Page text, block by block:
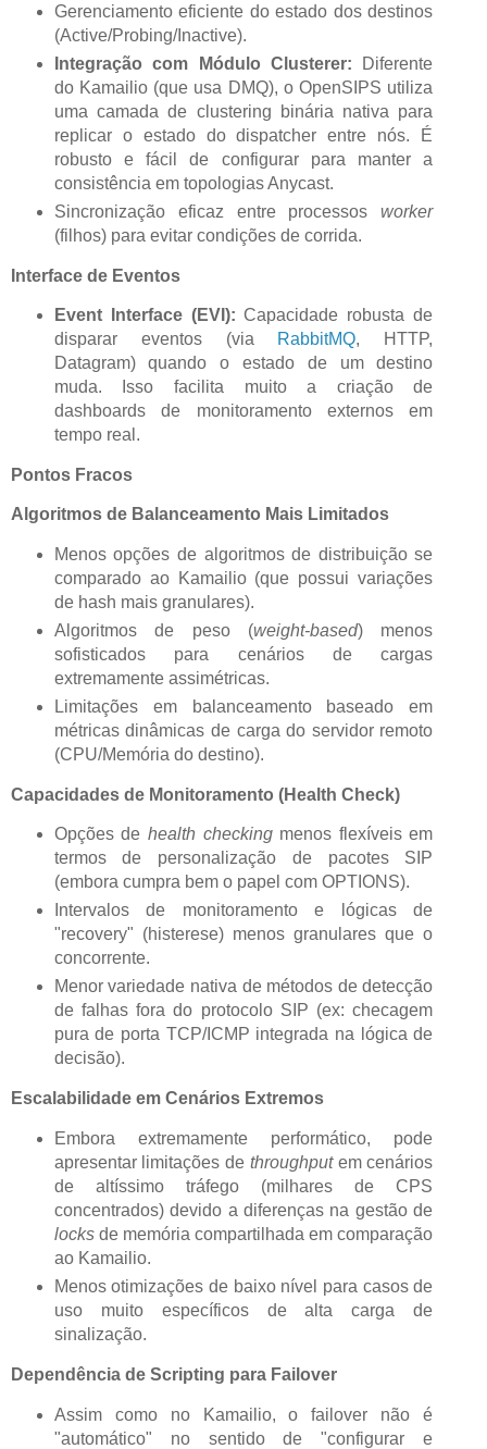
Gerenciamento eficiente do estado dos destinos
(Active/Probing/Inactive).
Integração com Módulo Clusterer: Diferente
do Kamailio (que usa DMQ), o OpenSIPS utiliza
uma camada de clustering binária nativa para
replicar o estado do dispatcher entre nós. É
robusto e fácil de configurar para manter a
consistência em topologias Anycast.
Sincronização eficaz entre processosworker
(filhos) para evitar condições de corrida.
Interface de Eventos
Event Interface (EVI): Capacidade robusta de
disparar eventos (via RabbitMQ, HTTP,
Datagram) quando o estado de um destino
muda. Isso facilita muito a criação de
dashboards de monitoramento externos em
tempo real.
Pontos Fracos
Algoritmos de Balanceamento Mais Limitados
Menos opções de algoritmos de distribuição se
comparado ao Kamailio (que possui variações
de hash mais granulares).
Algoritmos de peso (weight-based) menos
sofisticados para cenários de cargas
extremamente assimétricas.
Limitações em balanceamento baseado em
métricas dinâmicas de carga do servidor remoto
(CPU/Memória do destino).
Capacidades de Monitoramento (Health Check)
Opções de health checkingmenos flexíveis em
termos de personalização de pacotes SIP
(embora cumpra bem o papel com OPTIONS).
Intervalos de monitoramento e lógicas de
"recovery" (histerese) menos granulares que o
concorrente.
Menor variedade nativa de métodos de detecção
de falhas fora do protocolo SIP (ex: checagem
pura de porta TCP/ICMP integrada na lógica de
decisão).
Escalabilidade em Cenários Extremos
Embora extremamente performático, pode
apresentar limitações de throughputem cenários
de altíssimo tráfego (milhares de CPS
concentrados) devido a diferenças na gestão de
locksde memória compartilhada em comparação
ao Kamailio.
Menos otimizações de baixo nível para casos de
uso muito específicos de alta carga de
sinalização.
Dependência de Scripting para Failover
Assim como no Kamailio, o failover não é
"automático" no sentido de "configurar e